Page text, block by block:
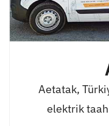
Aetatak,
elektrik